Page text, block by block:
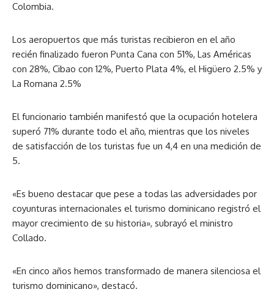
Colombia.
Los aeropuertos que más turistas recibieron en el año
recién finalizado fueron Punta Cana con 51%, Las Américas
con 28%, Cibao con 12%, Puerto Plata 4%, el Higüero 2.5% y
La Romana 2.5%
El funcionario también manifestó que la ocupación hotelera
superó 71% durante todo el año, mientras que los niveles
de satisfacción de los turistas fue un 4,4 en una medición de
5.
«Es bueno destacar que pese a todas las adversidades por
coyunturas internacionales el turismo dominicano registró el
mayor crecimiento de su historia», subrayó el ministro
Collado.
«En cinco años hemos transformado de manera silenciosa el
turismo dominicano», destacó.